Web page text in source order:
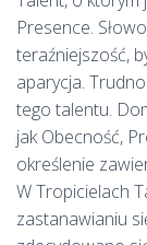
Presence.
teraźniejszość,
aparycja.
tego talentu.
jak Obecność,
określenie
W Tropicielach
zastanawianiu